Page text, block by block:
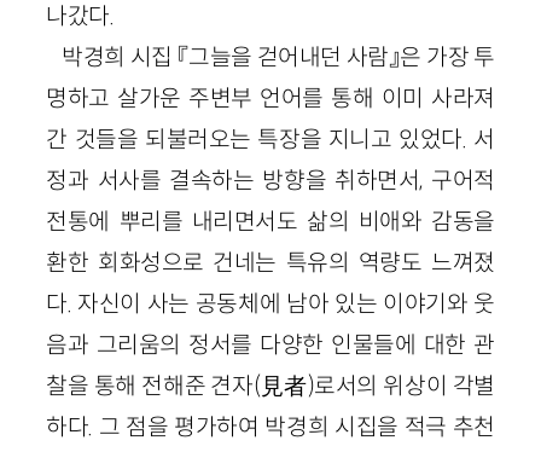
나갔다.
박경희 시집 『그늘을 걷어내던 사람』은 가장 투
명하고 살가운 주변부 언어를 통해 이미 사라져
간 것들을 되불러오는 특장을 지니고 있었다. 서
정과 서사를 결속하는 방향을 취하면서, 구어적
전통에 뿌리를 내리면서도 삶의 비애와 감동을
환한 회화성으로 건네는 특유의 역량도 느껴졌
다. 자신이 사는 공동체에 남아 있는 이야기와 웃
음과 그리움의 정서를 다양한 인물들에 대한 관
찰을 통해 전해준 견자(見者)로서의 위상이 각별
하다. 그 점을 평가하여 박경희 시집을 적극 추천